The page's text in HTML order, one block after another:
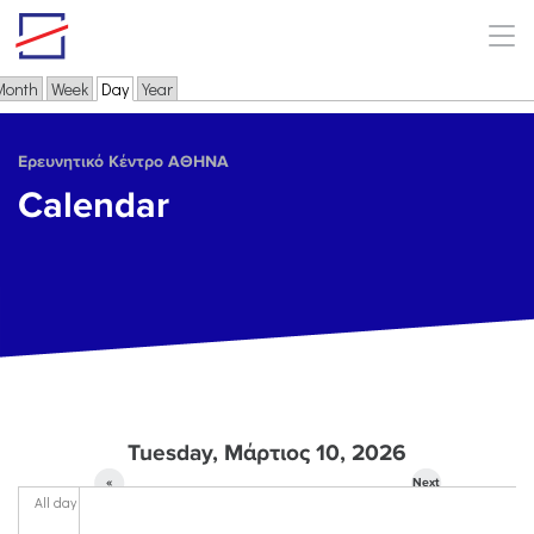
Skip to main content
Primary tabs
Week Day(active tab)
Year
Ερευνητικό Κέντρο ΑΘΗΝΑ
Calendar
Tuesday, Μάρτιος 10, 2026
«
Next
All day